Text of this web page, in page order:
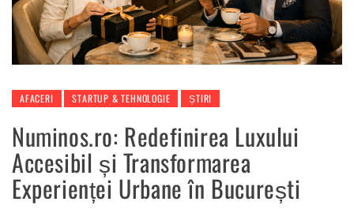
AFACERI STARTUP & TEHNOLOGIE ȘTIRI
Numinos.ro: Redefinirea Luxului
Accesibil și Transformarea
Experienței Urbane în București